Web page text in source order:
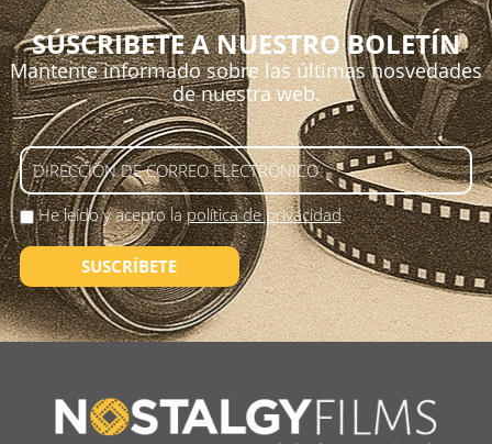
SÚSCRIBETE A NUESTRO BOLETÍN
Mantente informado sobre las últimas nosvedades
de nuestra web.
He leído y acepto lapolítica de privacidad.
SUSCRÍBETE